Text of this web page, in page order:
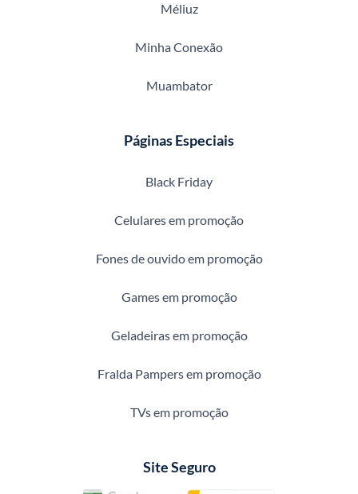
Méliuz
Minha Conexão
Muambator
Páginas Especiais
Black Friday
Celulares em promoção
Fones de ouvido em promoção
Games em promoção
Geladeiras em promoção
Fralda Pampers em promoção
TVs em promoção
Site Seguro